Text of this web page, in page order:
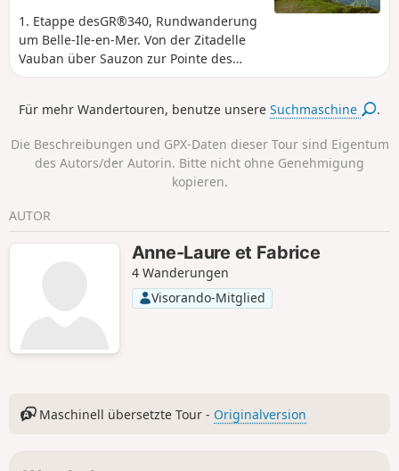
1. Etappe desGR®340, Rundwanderung
um Belle-Ile-en-Mer. Von der Zitadelle
Vauban über Sauzon zur Pointe des
Poulains.
Für mehr Wandertouren, benutze unsereSuchmaschine .
Die Beschreibungen und GPX-Daten dieser Tour sind Eigentum
des Autors/der Autorin. Bitte nicht ohne Genehmigung
kopieren.
AUTOR
Anne-Laure et Fabrice
4 Wanderungen
Visorando-Mitglied
Maschinell übersetzte Tour - Originalversion